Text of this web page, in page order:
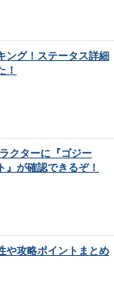
ング！ステータス詳細
！
クターに『ゴジー
』が確認できるぞ！
や攻略ポイントまとめ